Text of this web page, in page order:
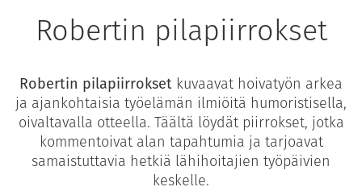
Robertin pilapiirrokset
Robertin pilapiirrokset kuvaavat hoivatyön arkea
ja ajankohtaisia työelämän ilmiöitä humoristisella,
oivaltavalla otteella. Täältä löydät piirrokset, jotka
kommentoivat alan tapahtumia ja tarjoavat
samaistuttavia hetkiä lähihoitajien työpäivien
keskelle.